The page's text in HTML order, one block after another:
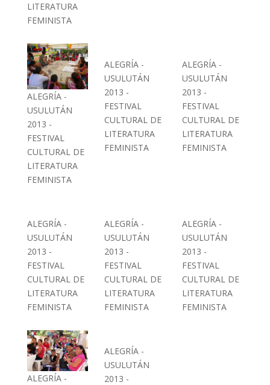
LITERATURA
FEMINISTA
ALEGRÍA -
USULUTÁN
2013 -
FESTIVAL
CULTURAL DE
LITERATURA
FEMINISTA
ALEGRÍA -
USULUTÁN
2013 -
FESTIVAL
CULTURAL DE
LITERATURA
FEMINISTA
ALEGRÍA -
USULUTÁN
2013 -
FESTIVAL
CULTURAL DE
LITERATURA
FEMINISTA
ALEGRÍA -
USULUTÁN
2013 -
FESTIVAL
CULTURAL DE
LITERATURA
FEMINISTA
ALEGRÍA -
USULUTÁN
2013 -
FESTIVAL
CULTURAL DE
LITERATURA
FEMINISTA
ALEGRÍA -
USULUTÁN
2013 -
FESTIVAL
CULTURAL DE
LITERATURA
FEMINISTA
ALEGRÍA -
ALEGRÍA -
USULUTÁN
2013 -